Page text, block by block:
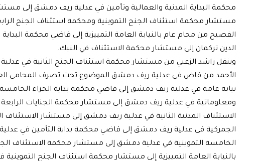
محكمة البداية المدنية والعمالية وتأمين في عدلية ريف دمشق إلى
مستشار محكمة استئناف الجنح التموينية ومحكمة استئناف الجنح
الفصيح من محام عام بالنيابة العامة التمييزية إلى قاضي محكمة
الدين تركمان إلى مستشار محكمة الاستئناف في النبك.
وينقل راشد الزعبي من مستشار محكمة استئناف الجنح الثانية في
الأحمد من قاض في عدلية ريف دمشق الموضوع تحت تصرف المحامي
نيابة عامة في عدلية ريف دمشق إلى قاضي محكمة بداية الجزاء
ومعلوماتية في عدلية ريف دمشق إلى مستشار محكمة الجنايات
الاستئناف المدنية الثانية في عدلية ريف دمشق إلى مستشار
الجمركية في عدلية ريف دمشق إلى قاضي محكمة بداية التأمين في
الخامسة التموينية في عدلية دمشق إلى مستشار محكمة الاستئناف
بالنيابة العامة التمييزية إلى مستشار محكمة استئناف الجنح